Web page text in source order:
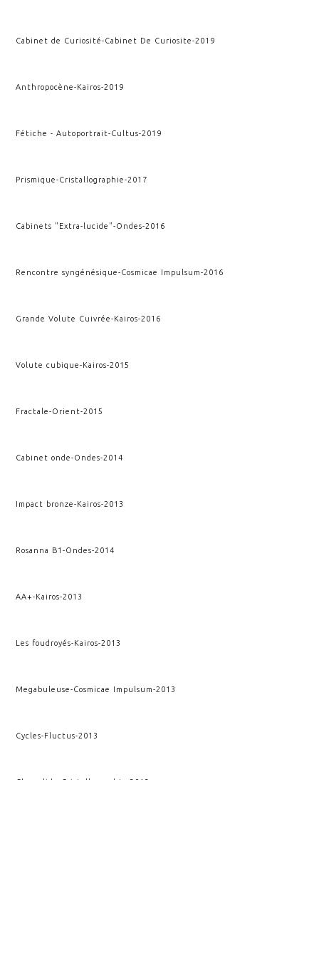
Cabinet de Curiosité-Cabinet De Curiosite-2019
Anthropocène- Kairos-2019
Fétiche - Autoportrait-Cultus-2019
Prismique-Cristallographie-2017
Cabinets "Extra-lucide"-Ondes-2016
Rencontre syngénésique-Cosmicae Impulsum-2016
Grande Volute Cuivrée- Kairos-2016
Volute cubique- Kairos-2015
Fractale-Orient-2015
Cabinet onde-Ondes-2014
Impact bronze- Kairos-2013
Rosanna B1-Ondes-2014
AA+- Kairos-2013
Les foudroyés- Kairos-2013
Megabuleuse-Cosmicae Impulsum-2013
Cycles- Fluctus-2013
Chrysalide Cristallographie -2013